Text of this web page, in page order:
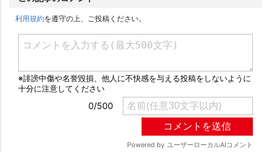
利用規約を遵守の上、ご投稿ください。